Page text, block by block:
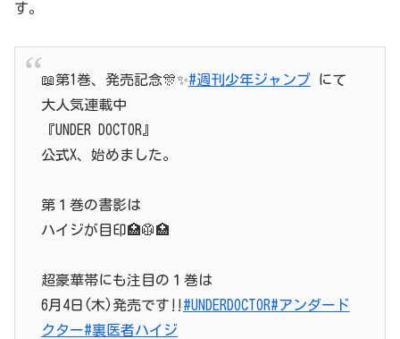
す。
📖第1巻、発売記念🎊✨#週刊少年ジャンプ にて
大人気連載中
『UNDER DOCTOR』
公式X、始めました。
第１巻の書影は
ハイジが目印🏥🥼🏥
超豪華帯にも注目の１巻は
6月4日(木)発売です‼️#UNDERDOCTOR#アンダード
クター#裏医者ハイジ